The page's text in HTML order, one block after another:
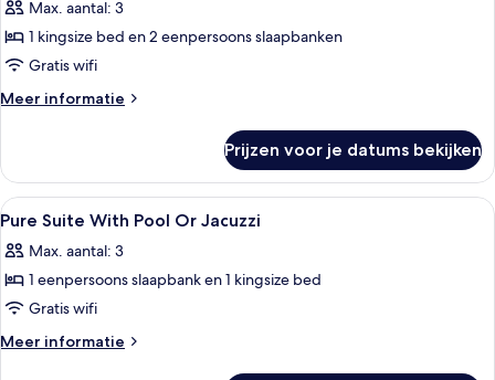
Hot
Tub
Bedrooms
Sunset
&
View
Pool
laden
Max. aantal: 3
1 kingsize bed en 2 eenpersoons slaapbanken
Gratis wifi
Meer informatie
Meer
Bedrooms
Sunset
&
View
Suite
Pool
Prijzen voor je datums bekijken
Alle
foto's
voor
Pure
Suite
With
Een slaapkamer met een bed, een
16
Pure Suite With Pool Or Jacuzzi
Max. aantal: 3
1 eenpersoons slaapbank en 1 kingsize bed
Gratis wifi
Meer informatie
Meer